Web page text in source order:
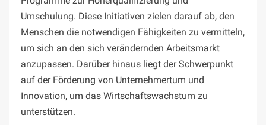
Umschulung. Diese Initiativen zielen darauf ab, den
Menschen die notwendigen Fähigkeiten zu vermitteln,
um sich an den sich verändernden Arbeitsmarkt
anzupassen. Darüber hinaus liegt der Schwerpunkt
auf der Förderung von Unternehmertum und
Innovation, um das Wirtschaftswachstum zu
unterstützen.